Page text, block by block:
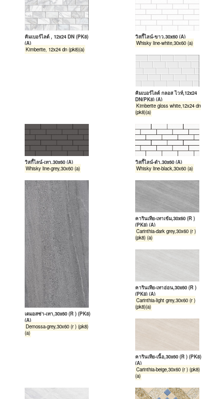
คิมเบอร์ไลต์ , 12x24 DN (PK8)
(A)
Kimberite, 12x24 dn (pk8)(a)
วิสกี้ไลน์-ขาว,30x60 (A)
Whisky line-white,30x60 (a)
คิมเบอร์ไลต์ กลอส ไวท์,12x24
DN(PK8) (A)
Kimberite gloss white,12x24 dn
(pk8)(a)
วิสกี้ไลน์-เทา,30x60 (A)
Whisky line-grey,30x60 (a)
วิสกี้ไลน์-ดำ,30x60 (A)
Whisky line-black,30x60 (a)
เดมอสซ่า-เทา,30x60 (R ) (PK8)
(A)
Demossa-grey,30x60 (r ) (pk8)
(a)
คารินเทีย-เทาเข้ม,30x60 (R )
(PK8) (A)
Carinthia-dark grey,30x60 (r )
(pk8) (a)
คารินเทีย-เทาอ่อน,30x60 (R )
(PK8) (A)
Carinthia-light grey,30x60 (r )
(pk8)(a)
คารินเทีย-เนื้อ,30x60 (R ) (PK8)
(A)
Carinthia-beige,30x60 (r ) (pk8)
(a)